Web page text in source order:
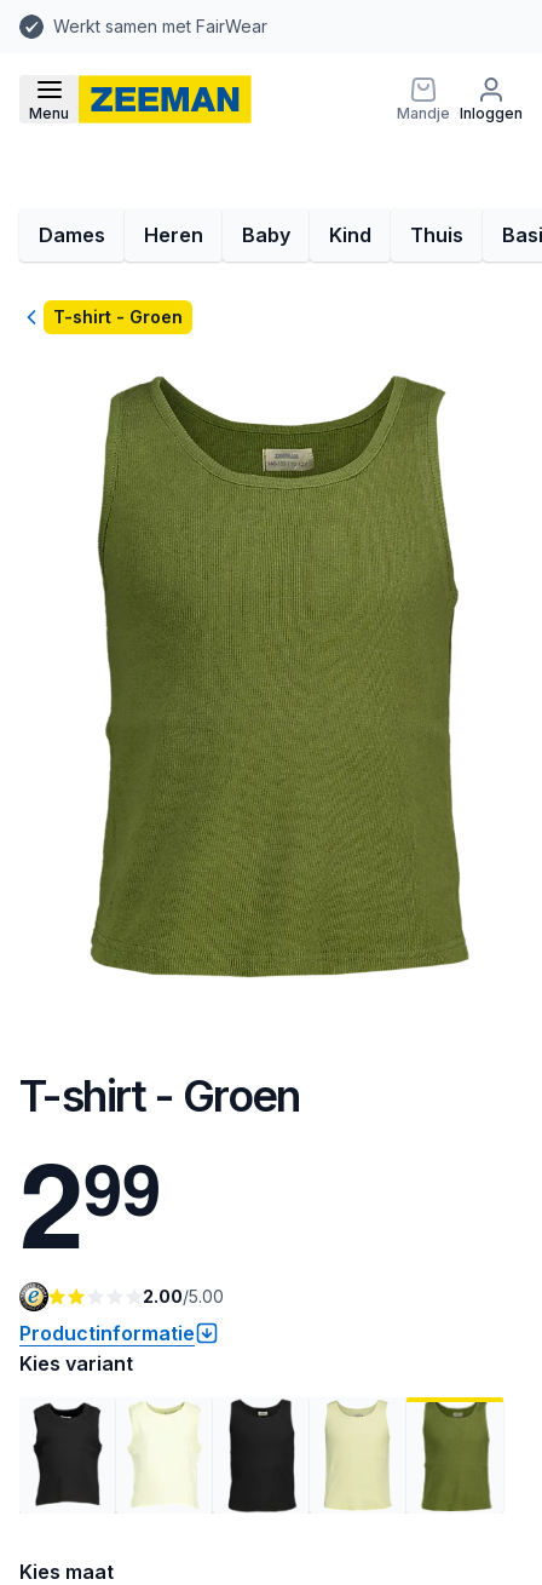
Werkt samen met FairWear
Menu Mandje Inloggen
Dames Heren Baby Kind Thuis
TerugT-shirt - Groen
T-shirt - Groen
299
2.00/5.00
Productinformatie
Kies variant
Kies maat